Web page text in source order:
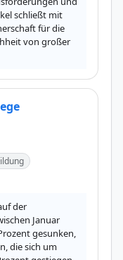
schließt mit
für die
von großer
der
Januar
gesunken,
die sich um